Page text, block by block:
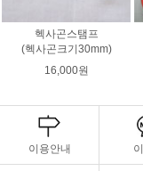
헥사곤스탬프
(헥사곤크기30mm)
16,000원
이용안내